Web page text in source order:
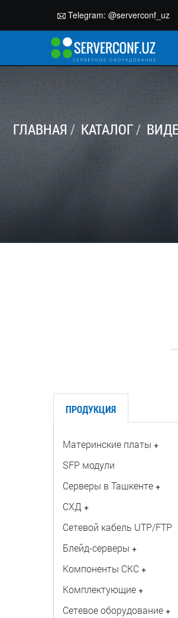
Telegram: @serverconf_uz
ГЛАВНАЯ КАТАЛОГ
ПРОДУКЦИЯ
Материнские платы +
SFP модули
Серверы в Ташкенте +
СХД +
Сетевой кабель UTP/FTP
Блейд-серверы +
Компоненты СКС +
Комплектующие +
Сетевое оборудование +